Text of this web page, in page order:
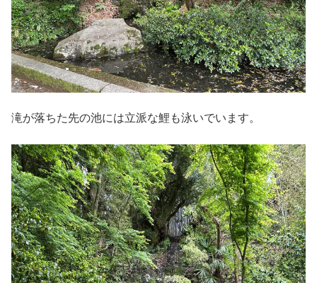
滝が落ちた先の池には立派な鯉も泳いでいます。